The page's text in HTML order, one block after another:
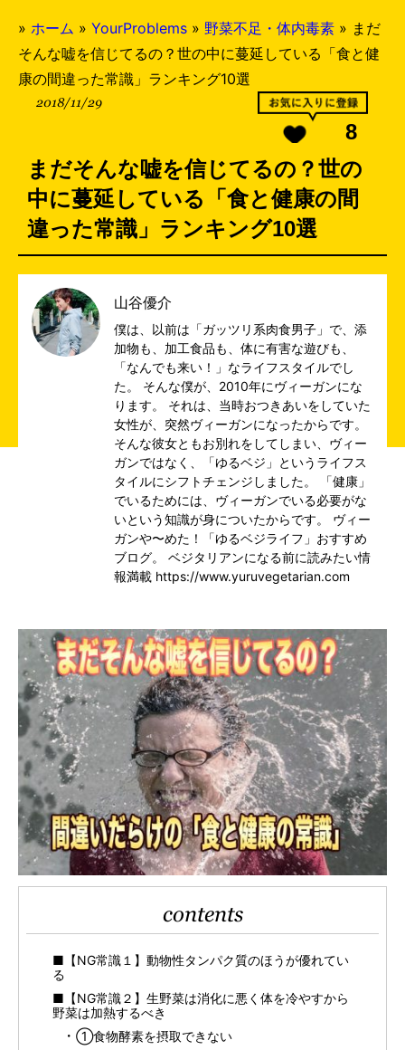
» ホーム » YourProblems » 野菜不足・体内毒素 » まだ
そんな嘘を信じてるの？世の中に蔓延している「食と健
康の間違った常識」ランキング10選
2018/11/29
8
まだそんな嘘を信じてるの？世の
中に蔓延している「食と健康の間
違った常識」ランキング10選
山谷優介
僕は、以前は「ガッツリ系肉食男子」で、添
加物も、加工食品も、体に有害な遊びも、
「なんでも来い！」なライフスタイルでし
た。 そんな僕が、2010年にヴィーガンにな
ります。 それは、当時おつきあいをしていた
女性が、突然ヴィーガンになったからです。
そんな彼女ともお別れをしてしまい、ヴィー
ガンではなく、「ゆるベジ」というライフス
タイルにシフトチェンジしました。 「健康」
でいるためには、ヴィーガンでいる必要がな
いという知識が身についたからです。 ヴィー
ガンや〜めた！「ゆるベジライフ」おすすめ
ブログ。 ベジタリアンになる前に読みたい情
報満載 https://www.yuruvegetarian.com
contents
■【NG常識１】動物性タンパク質のほうが優れてい
る
■【NG常識２】生野菜は消化に悪く体を冷やすから
野菜は加熱するべき
①食物酵素を摂取できない